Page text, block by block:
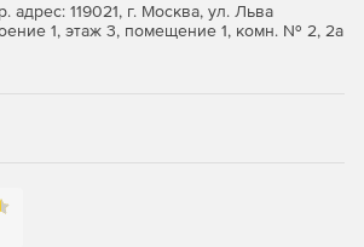
в различные форматы: MS Access, MS
данных в другие базы данных.
расписание для резервного
данных, миграции
119021, г. Москва, ул. Льва
1, этаж 3, помещение 1, комн. № 2, 2а